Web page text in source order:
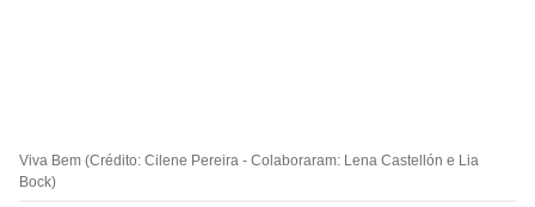
Viva Bem (Crédito: Cilene Pereira - Colaboraram: Lena Castellón e Lia
Bock)